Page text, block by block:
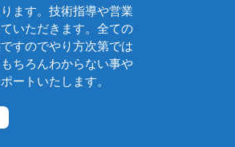
ル
ー
ニュイン・レザー
クゴム
ます。技術指導や営業
いただきます。全ての
すのでやり方次第では
ちろんわからない事や
ートいたします。